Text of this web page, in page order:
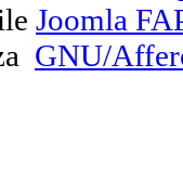
Joomla
GNU/